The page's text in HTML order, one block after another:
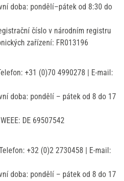
doba: pondělí–pátek od 8:30 do
číslo v národním registru
zařízení: FR013196
+31 (0)70 4990278 | E-mail:
doba: pondělí – pátek od 8 do 17
DE 69507542
+32 (0)2 2730458 | E-mail:
doba: pondělí – pátek od 8 do 17